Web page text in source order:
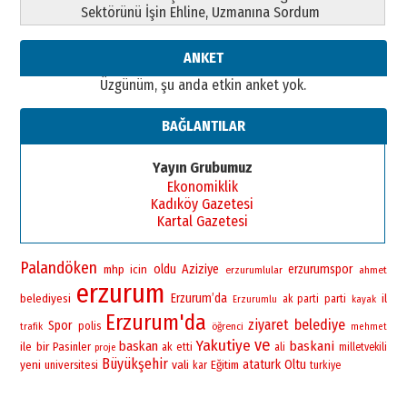
Sektörünü İşin Ehline, Uzmanına Sordum
ANKET
Üzgünüm, şu anda etkin anket yok.
BAĞLANTILAR
Yayın Grubumuz
Ekonomiklik
Kadıköy Gazetesi
Kartal Gazetesi
Palandöken mhp icin oldu Aziziye erzurumlular erzurumspor ahmet
belediyesi erzurum Erzurum’da Erzurumlu ak parti parti kayak il
trafik Spor polis Erzurum'da öğrenci ziyaret belediye mehmet
ile bir Pasinler proje baskan ak etti Yakutiye ve ali baskani milletvekili
yeni universitesi Büyükşehir vali kar Eğitim ataturk Oltu turkiye